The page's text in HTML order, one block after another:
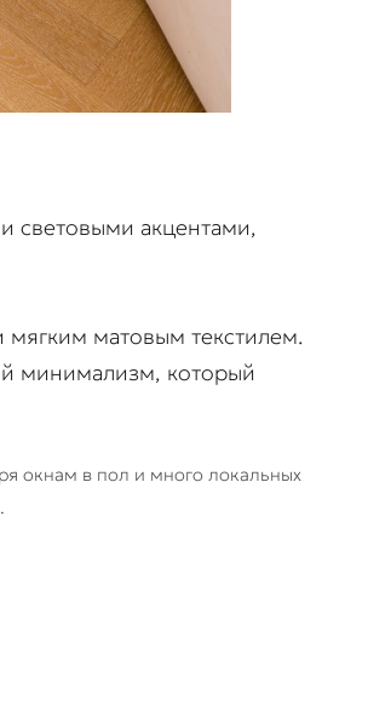
световыми акцентами,
мягким матовым текстилем.
минимализм, который
окнам в пол и много локальных